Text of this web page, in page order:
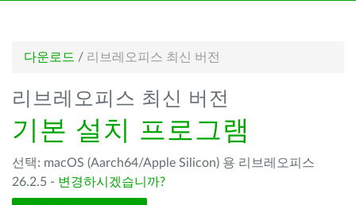
다운로드 / 리브레오피스 최신 버전
리브레오피스 최신 버전
기본 설치 프로그램
선택: macOS (Aarch64/Apple Silicon) 용 리브레오피스
26.2.5 - 변경하시겠습니까?